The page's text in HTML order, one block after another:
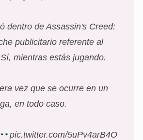
dentro de Assassin's Creed:
publicitario referente al
mientras estás jugando.
vez que se ocurre en un
en todo caso.
pic.twitter.com/5uPv4arB4O